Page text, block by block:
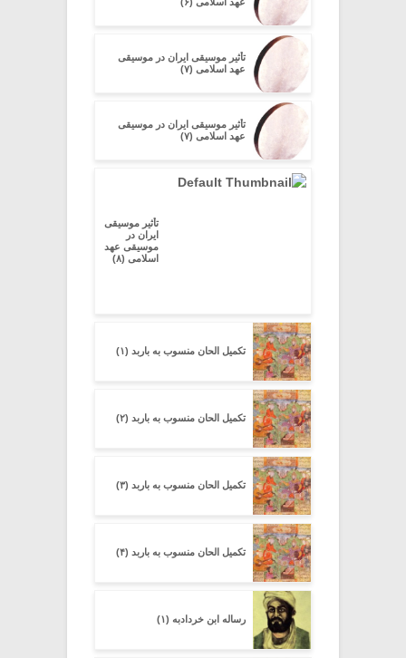
تأثیر موسیقی ایران در موسیقی
عهد اسلامی (۷)
تأثیر موسیقی ایران در موسیقی
عهد اسلامی (۷)
تأثیر موسیقی
ایران در
موسیقی عهد
اسلامی (۸)
تکمیل الحان منسوب به باربد (۱)
تکمیل الحان منسوب به باربد (۲)
تکمیل الحان منسوب به باربد (۳)
تکمیل الحان منسوب به باربد (۴)
رساله ابن خردادبه (۱)